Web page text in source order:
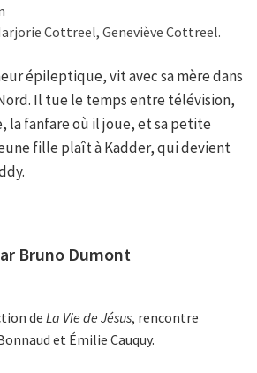
Cottreel, Geneviève Cottreel.
épileptique, vit avec sa mère dans
Il tue le temps entre télévision,
la fanfare où il joue, et sa petite
fille plaît à Kadder, qui devient
Bruno Dumont
de La Vie de Jésus, rencontre
et Émilie Cauquy.